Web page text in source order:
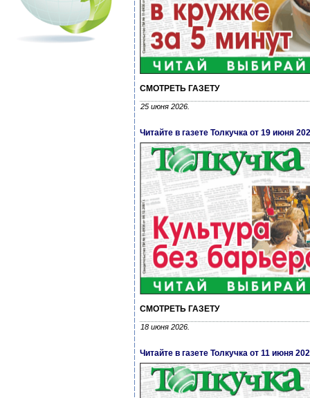
СМОТРЕТЬ ГАЗЕТУ
25 июня 2026.
Читайте в газете Толкучка от 19 июня
СМОТРЕТЬ ГАЗЕТУ
18 июня 2026.
Читайте в газете Толкучка от 11 июня